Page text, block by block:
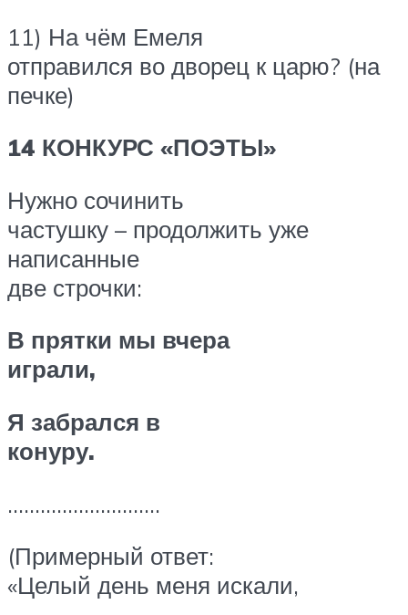
11) На чём Емеля
отправился во дворец к царю? (на
печке)
14 КОНКУРС «ПОЭТЫ»
Нужно сочинить
частушку – продолжить уже
написанные
две строчки:
В прятки мы вчера
играли,
Я забрался в
конуру.
……………………….
(Примерный ответ:
«Целый день меня искали,